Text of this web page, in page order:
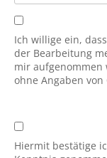
Ich willige ein,
der Bearbeitung
mir
ohne Angaben
Hiermit bestätige